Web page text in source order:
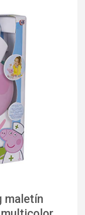
maletín